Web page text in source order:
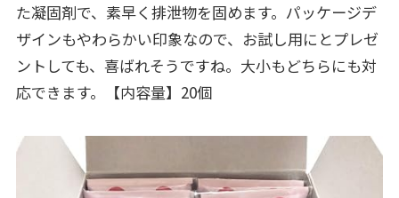
た凝固剤で、素早く排泄物を固めます。パッケージデ
ザインもやわらかい印象なので、お試し用にとプレゼ
ントしても、喜ばれそうですね。大小もどちらにも対
応できます。【内容量】20個